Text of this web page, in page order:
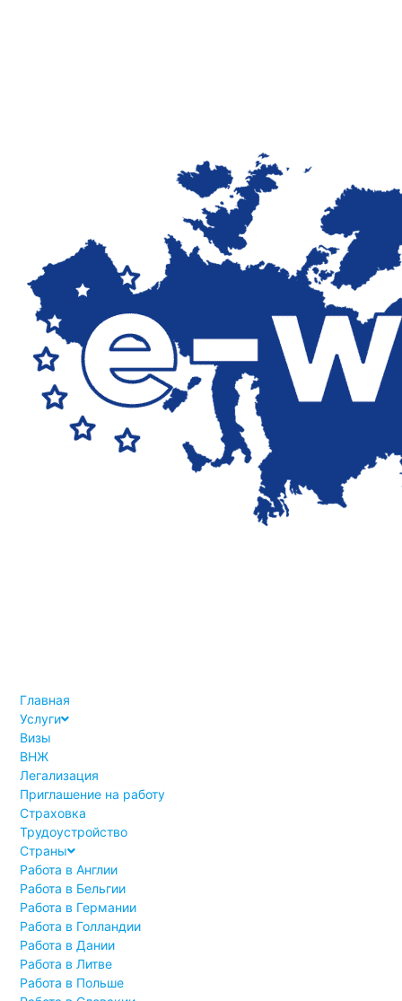
Главная
Услуги
Визы
ВНЖ
Легализация
Приглашение на работу
Страховка
Трудоустройство
Страны
Работа в Англии
Работа в Бельгии
Работа в Германии
Работа в Голландии
Работа в Дании
Работа в Литве
Работа в Польше